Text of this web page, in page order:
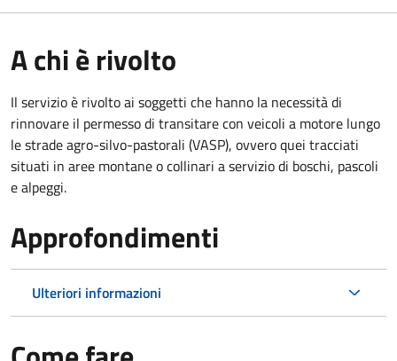
A chi è rivolto
Il servizio è rivolto ai soggetti che hanno la necessità di
rinnovare il permesso di transitare con veicoli a motore lungo
le strade agro-silvo-pastorali (VASP), ovvero quei tracciati
situati in aree montane o collinari a servizio di boschi, pascoli
e alpeggi.
Approfondimenti
Ulteriori informazioni